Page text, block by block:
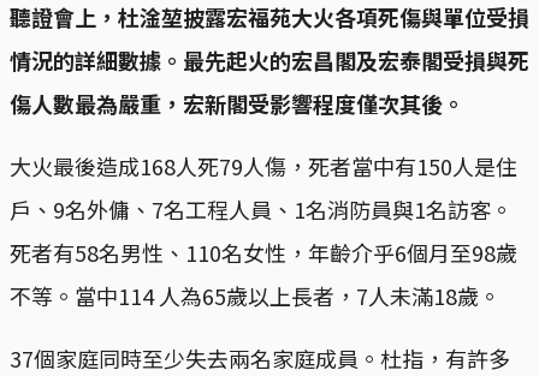
聽證會上，杜淦堃披露宏福苑大火各項死傷與單位受損
情況的詳細數據。最先起火的宏昌閣及宏泰閣受損與死
傷人數最為嚴重，宏新閣受影響程度僅次其後。
大火最後造成168人死79人傷，死者當中有150人是住
戶、9名外傭、7名工程人員、1名消防員與1名訪客。
死者有58名男性、110名女性，年齡介乎6個月至98歲
不等。當中114 人為65歲以上長者，7人未滿18歲。
37個家庭同時至少失去兩名家庭成員。杜指，有許多